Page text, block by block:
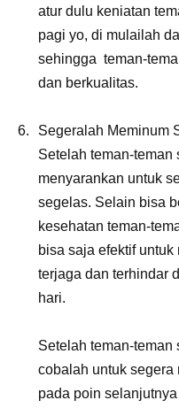
atur dulu keniatan
pagi yo, di mulailah
sehingga teman-
dan berkualitas.
Segeralah Meminum
Setelah teman-teman
menyarankan untuk
segelas. Selain bisa
kesehatan teman-
bisa saja efektif
terjaga dan terhindar
hari.
Setelah teman-teman
cobalah untuk segera
pada poin